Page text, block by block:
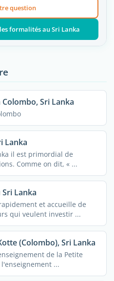
question
formalités au Sri Lanka
Sri Lanka
Lanka
il est primordial de
Comme on dit, « ...
Lanka
et accueille de
qui veulent investir ...
(Colombo), Sri Lanka
de la Petite
...